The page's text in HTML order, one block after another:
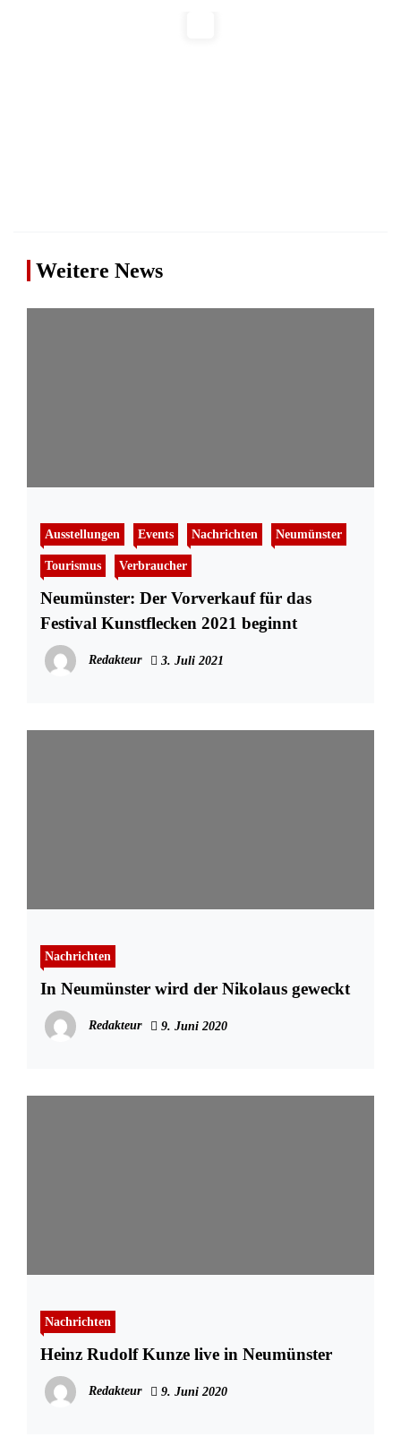
Weitere News
Ausstellungen Events Nachrichten Neumünster
Tourismus Verbraucher
Neumünster: Der Vorverkauf für das
Festival Kunstflecken 2021 beginnt
Redakteur 3. Juli 2021
Nachrichten
In Neumünster wird der Nikolaus geweckt
Redakteur 9. Juni 2020
Nachrichten
Heinz Rudolf Kunze live in Neumünster
Redakteur 9. Juni 2020